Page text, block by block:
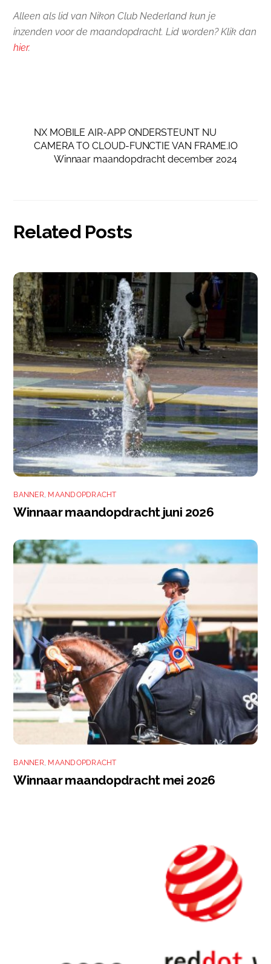
Alleen als lid van Nikon Club Nederland kun je
inzenden voor de maandopdracht. Lid worden? Klik dan
hier.
NX MOBILE AIR-APP ONDERSTEUNT NU
CAMERA TO CLOUD-FUNCTIE VAN FRAME.IO
Winnaar maandopdracht december 2024
Related Posts
BANNER, MAANDOPDRACHT
Winnaar maandopdracht juni 2026
BANNER MAANDOPDRACHT
Winnaar maandopdracht mei 2026